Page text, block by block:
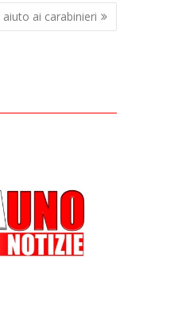
ai carabinieri